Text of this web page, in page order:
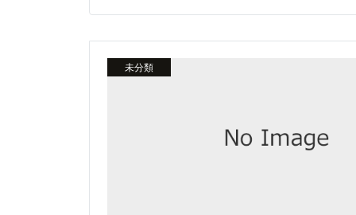
未分類